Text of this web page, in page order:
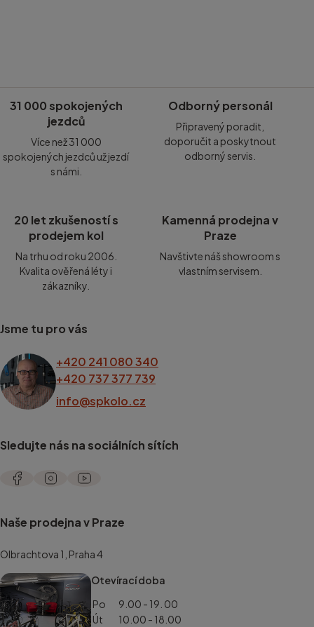
31 000 spokojených
jezdců
Více než 31 000
spokojených jezdců už jezdí
s námi.
Odborný personál
Připravený poradit,
doporučit a poskytnout
odborný servis.
20 let zkušeností s
prodejem kol
Na trhu od roku 2006.
Kvalita ověřená léty i
zákazníky.
Kamenná prodejna v
Praze
Navštivte náš showroom s
vlastním servisem.
Jsme tu pro vás
+420 241 080 340
+420 737 377 739
info@spkolo.cz
Sledujte nás na sociálních sítích
Naše prodejna v Praze
Olbrachtova 1, Praha 4
Otevírací doba
Po
9.00 - 19. 00
Út
10.00 - 18.00